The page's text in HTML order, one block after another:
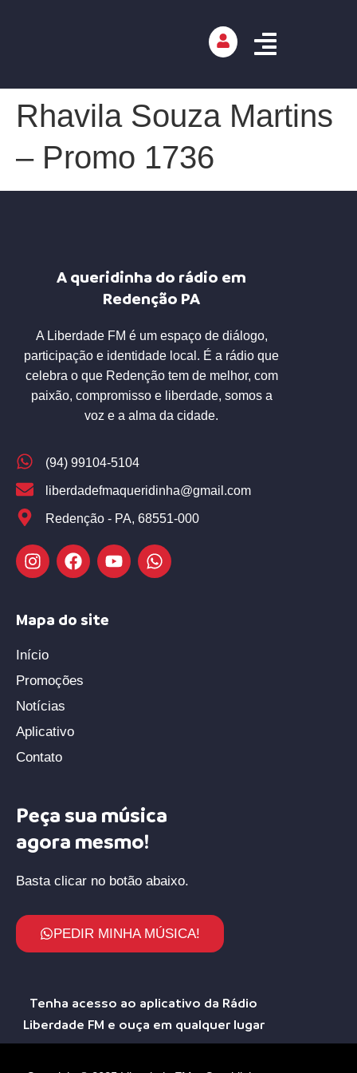
Rhavila Souza Martins
– Promo 1736
A queridinha do rádio em
Redenção PA
A Liberdade FM é um espaço de diálogo,
participação e identidade local. É a rádio que
celebra o que Redenção tem de melhor, com
paixão, compromisso e liberdade, somos a
voz e a alma da cidade.
(94) 99104-5104
liberdadefmaqueridinha@gmail.com
Redenção - PA, 68551-000
Mapa do site
Início
Promoções
Notícias
Aplicativo
Contato
Peça sua música
agora mesmo!
Basta clicar no botão abaixo.
PEDIR MINHA MÚSICA!
Tenha acesso ao aplicativo da Rádio
Liberdade FM e ouça em qualquer lugar